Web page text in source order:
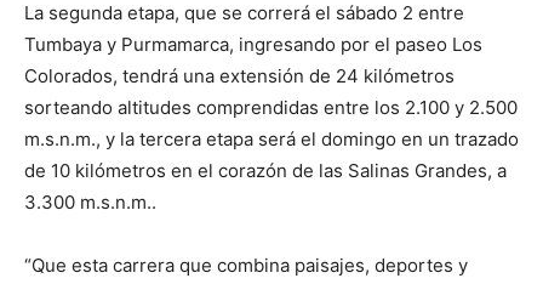
La segunda etapa, que se correrá el sábado 2 entre
Tumbaya y Purmamarca, ingresando por el paseo Los
Colorados, tendrá una extensión de 24 kilómetros
sorteando altitudes comprendidas entre los 2.100 y 2.500
m.s.n.m., y la tercera etapa será el domingo en un trazado
de 10 kilómetros en el corazón de las Salinas Grandes, a
3.300 m.s.n.m..
“Que esta carrera que combina paisajes, deportes y